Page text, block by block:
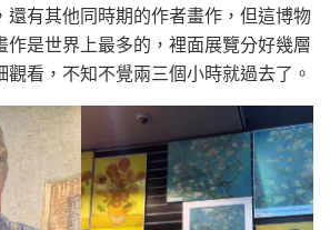
還有其他同時期的作者畫作，但這博物
作是世界上最多的，裡面展覽分好幾層
看，不知不覺兩三個小時就過去了。